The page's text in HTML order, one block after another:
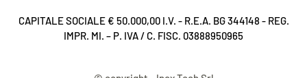
CAPITALE SOCIALE € 50.000,00 I.V. - R.E.A. BG 344148 - REG.
IMPR. MI. – P. IVA / C. FISC. 03888950965